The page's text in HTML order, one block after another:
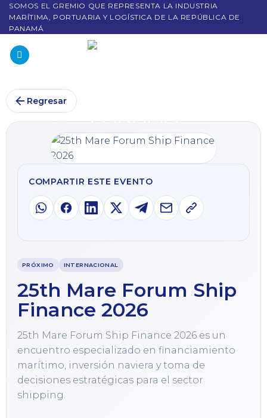
SOMOS EL GREMIO QUE REPRESENTA LA INDUSTRIA
MARÍTIMA, PORTUARIA Y LOGÍSTICA DE LA REPÚBLICA DE
PANAMÁ
Regresar
COMPARTIR ESTE EVENTO
PRÓXIMO INTERNACIONAL
25th Mare Forum Ship
Finance 2026
25th Mare Forum Ship Finance 2026 es un
encuentro especializado en financiamiento
marítimo, inversión naviera y toma de
decisiones estratégicas para el sector
shipping.